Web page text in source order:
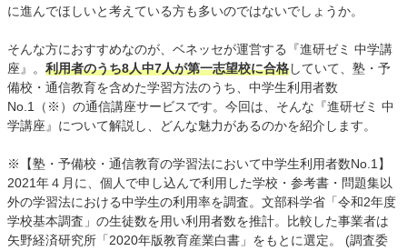
に進んでほしいと考えている方も多いのではないでしょうか。
そんな方におすすめなのが、ベネッセが運営する『進研ゼミ 中学講
座』。 利用者のうち8人中7人が第一志望校に合格していて、塾・予
備校・通信教育を含めた学習方法のうち、中学生利用者数
No.1（※）の通信講座サービスです。今回は、そんな『進研ゼミ 中
学講座』について解説し、どんな魅力があるのかを紹介します。
※【塾・予備校・通信教育の学習法において中学生利用者数No.1】
2021年４月に、個人で申し込んで利用した学校・参考書・問題集以
外の学習法における中学生の利用率を調査。文部科学省「令和2年度
学校基本調査」の生徒数を用い利用者数を推計。比較した事業者は
矢野経済研究所「2020年版教育産業白書」をもとに選定。 (調査委